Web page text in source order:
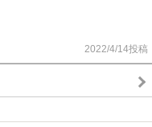
2022/4/14投稿